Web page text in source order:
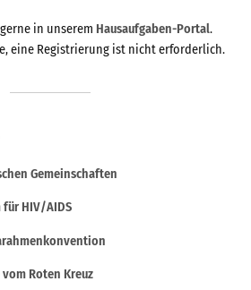
in unserem Hausaufgaben-Portal.
eine Registrierung ist nicht erforderlich.
Gemeinschaften
für HIV/AIDS
Roten Kreuz